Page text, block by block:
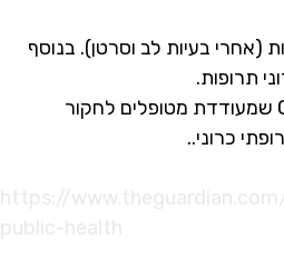
(אחרי בעיות לב וסרטן). בנוסף
תרופות.
באנגליה יש תוכנית ממסדית הנקראת Choosing Wisely campaign שמעודדת מטופלים לחקור
כרוני..